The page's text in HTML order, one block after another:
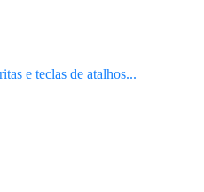
e teclas de atalhos...